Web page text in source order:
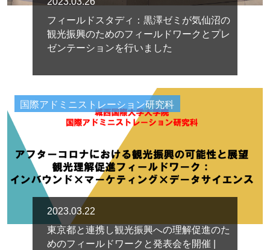
フィールドスタディ：黒澤ゼミが気仙沼の
観光振興のためのフィールドワークとプレ
ゼンテーションを行いました
国際アドミニストレーション研究科
2023.03.22
東京都と連携し観光振興への理解促進のた
めのフィールドワークと発表会を開催 |